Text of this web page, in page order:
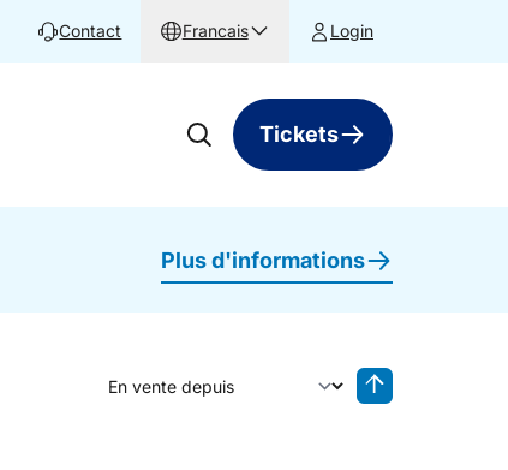
Contact Francais Login
Tickets
Plus d'informations
Trier par